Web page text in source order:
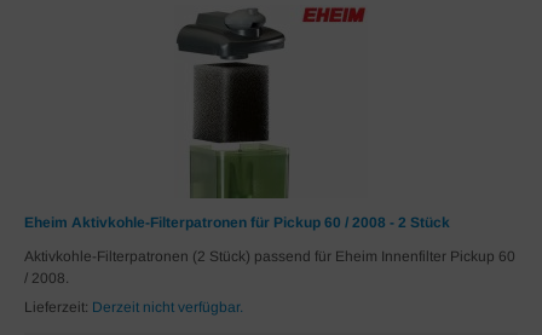
Eheim Aktivkohle-Filterpatronen für Pickup 60 / 2008 - 2 Stück
Aktivkohle-Filterpatronen (2 Stück) passend für Eheim Innenfilter Pickup 60
/ 2008.
Lieferzeit: Derzeit nicht verfügbar.